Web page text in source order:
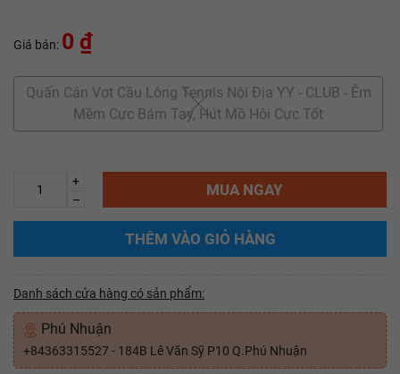
Giá bán: 0 ₫
Quấn Cán Vợt Cầu Lông Tennis Nội Địa YY - CLUB - Êm
Mềm Cực Bám Tay, Hút Mồ Hôi Cực Tốt
+
–
MUA NGAY
THÊM VÀO GIỎ HÀNG
Danh sách cửa hàng có sản phẩm:
Phú Nhuận
+84363315527 - 184B Lê Văn Sỹ P10 Q.Phú Nhuận